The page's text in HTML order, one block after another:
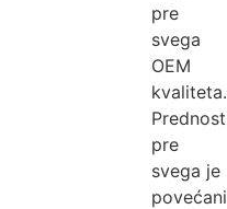
pre
svega
OEM
kvaliteta.
Prednost
pre
svega je
povećani